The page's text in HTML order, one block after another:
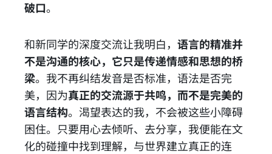
破口。
和新同学的深度交流让我明白， 语言的精准并
不是沟通的核心，它只是传递情感和思想的桥
梁。我不再纠结发音是否标准，语法是否完
美，因为真正的交流源于共鸣，而不是完美的
语言结构。渴望表达的我，不会被这些小障碍
困住。只要用心去倾听、去分享，我便能在文
化的碰撞中找到理解，与世界建立真正的连